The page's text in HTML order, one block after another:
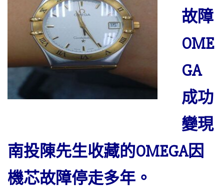
故障
OME
GA
成功
變現
南投陳先生收藏的OMEGA因
機芯故障停走多年。